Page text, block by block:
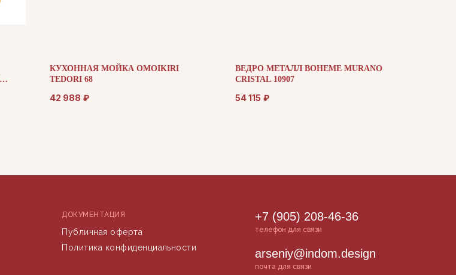
КУХОННАЯ МОЙКА OMOIKIRI
TEDORI 68
42 988 ₽
ВЕДРО МЕТАЛЛ BOHEME MURANO
CRISTAL 10907
54 115 ₽
ДОКУМЕНТАЦИЯ
Публичная оферта
Политика конфиденциальности
+7 (905) 208-46-36
телефон для связи
arseniy@indom.design
почта для связи